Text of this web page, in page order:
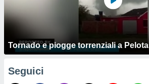
Tornado e piogge torrenziali a
Seguici